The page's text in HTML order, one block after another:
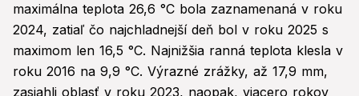
maximálna teplota 26,6 °C bola zaznamenaná v roku
2024, zatiaľ čo najchladnejší deň bol v roku 2025 s
maximom len 16,5 °C. Najnižšia ranná teplota klesla v
roku 2016 na 9,9 °C. Výrazné zrážky, až 17,9 mm,
zasiahli oblasť v roku 2023, naopak, viacero rokov